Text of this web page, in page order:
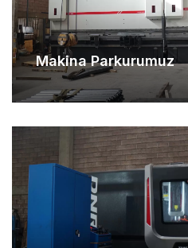
Makina Parkurumuz
Referanslarımız